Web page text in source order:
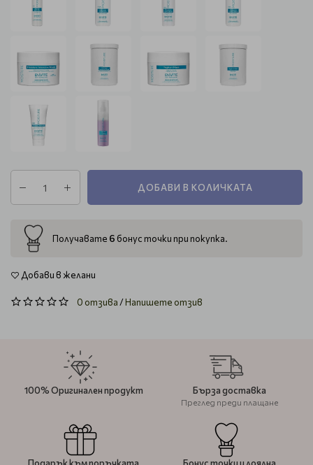
ДОБАВИ В КОЛИЧКАТА
Получавате 6 бонус точки при покупка.
Добави в желани
0 отзива/Напишете отзив
100% Оригинален продукт Бърза доставка
Преглед преди плащане